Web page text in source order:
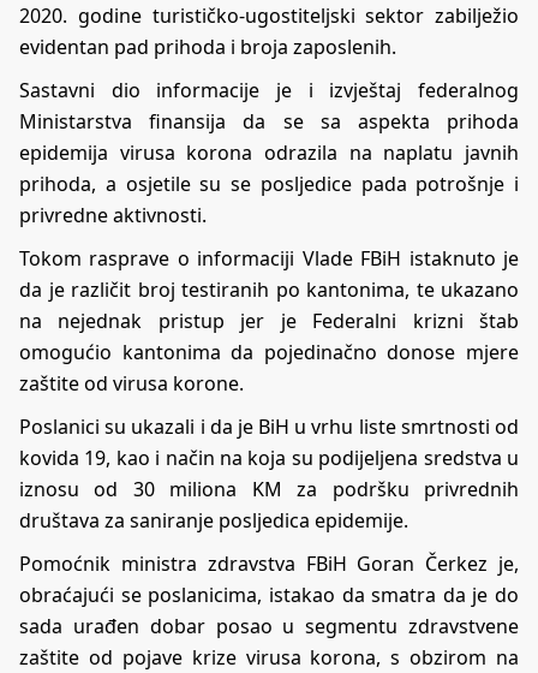
2020. godine turističko-ugostiteljski sektor zabilježio
evidentan pad prihoda i broja zaposlenih.
Sastavni dio informacije je i izvještaj federalnog
Ministarstva finansija da se sa aspekta prihoda
epidemija virusa korona odrazila na naplatu javnih
prihoda, a osjetile su se posljedice pada potrošnje i
privredne aktivnosti.
Tokom rasprave o informaciji Vlade FBiH istaknuto je
da je različit broj testiranih po kantonima, te ukazano
na nejednak pristup jer je Federalni krizni štab
omogućio kantonima da pojedinačno donose mjere
zaštite od virusa korone.
Poslanici su ukazali i da je BiH u vrhu liste smrtnosti od
kovida 19, kao i način na koja su podijeljena sredstva u
iznosu od 30 miliona KM za podršku privrednih
društava za saniranje posljedica epidemije.
Pomoćnik ministra zdravstva FBiH Goran Čerkez je,
obraćajući se poslanicima, istakao da smatra da je do
sada urađen dobar posao u segmentu zdravstvene
zaštite od pojave krize virusa korona, s obzirom na